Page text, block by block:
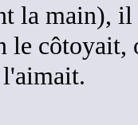
la main),
le côtoyait,